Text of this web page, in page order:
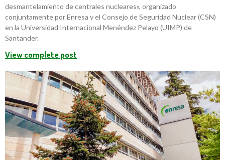
desmantelamiento de centrales nucleares», organizado
conjuntamente por Enresa y el Consejo de Seguridad Nuclear (CSN)
en la Universidad Internacional Menéndez Pelayo (UIMP) de
Santander.
View complete post